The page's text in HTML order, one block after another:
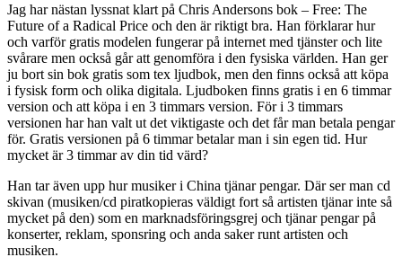
Jag har nästan lyssnat klart på Chris Andersons bok – Free: The
Future of a Radical Price och den är riktigt bra. Han förklarar hur
och varför gratis modelen fungerar på internet med tjänster och lite
svårare men också går att genomföra i den fysiska världen. Han ger
ju bort sin bok gratis som tex ljudbok, men den finns också att köpa
i fysisk form och olika digitala. Ljudboken finns gratis i en 6 timmar
version och att köpa i en 3 timmars version. För i 3 timmars
versionen har han valt ut det viktigaste och det får man betala pengar
för. Gratis versionen på 6 timmar betalar man i sin egen tid. Hur
mycket är 3 timmar av din tid värd?
Han tar även upp hur musiker i China tjänar pengar. Där ser man cd
skivan (musiken/cd piratkopieras väldigt fort så artisten tjänar inte så
mycket på den) som en marknadsföringsgrej och tjänar pengar på
konserter, reklam, sponsring och anda saker runt artisten och
musiken.